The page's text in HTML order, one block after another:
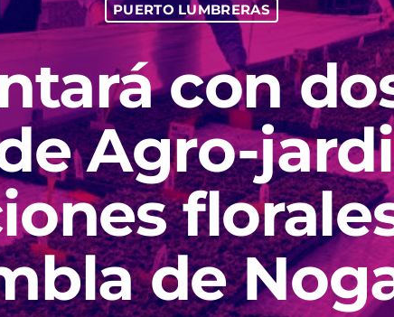
PUERTO LUMBRERAS
con
Agro-
de